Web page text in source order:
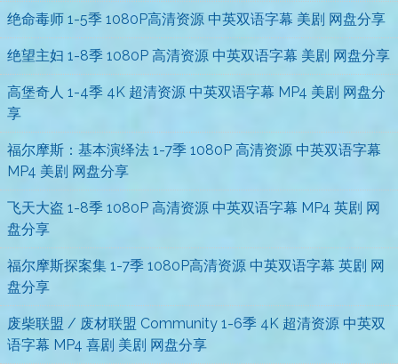
绝命毒师 1-5季 1080P高清资源 中英双语字幕 美剧 网盘分享
绝望主妇 1-8季 1080P 高清资源 中英双语字幕 美剧 网盘分享
高堡奇人 1-4季 4K 超清资源 中英双语字幕 MP4 美剧 网盘分
享
福尔摩斯：基本演绎法 1-7季 1080P 高清资源 中英双语字幕
MP4 美剧 网盘分享
飞天大盗 1-8季 1080P 高清资源 中英双语字幕 MP4 英剧 网
盘分享
福尔摩斯探案集 1-7季 1080P高清资源 中英双语字幕 英剧 网
盘分享
废柴联盟 / 废材联盟 Community 1-6季 4K 超清资源 中英双
语字幕 MP4 喜剧 美剧 网盘分享